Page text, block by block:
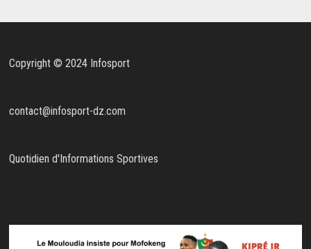
Copyright © 2024 Infosport
contact@infosport-dz.com
Quotidien d'Informations Sportives